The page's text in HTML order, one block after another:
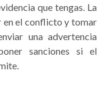
que tengas. La
en el conflicto y tomar
una advertencia
sanciones si el